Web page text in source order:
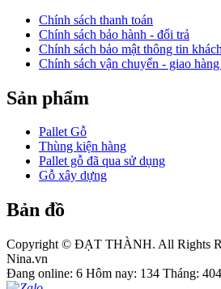
Chính sách thanh toán
Chính sách bảo hành - đổi trả
Chính sách bảo mật thông tin
Chính sách vận chuyển - giao
Sản phẩm
Pallet Gỗ
Thùng kiện hàng
Pallet gỗ đã qua sử dụng
Gỗ xây dựng
Bản đồ
Copyright © ĐẠT THÀNH. All Rights
Nina.vn
Đang online: 6 Hôm nay: 134 Tháng: